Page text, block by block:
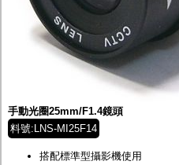
手動光圈25mm/F1.4鏡頭
料號:LNS-MI25F14
搭配標準型攝影機使用